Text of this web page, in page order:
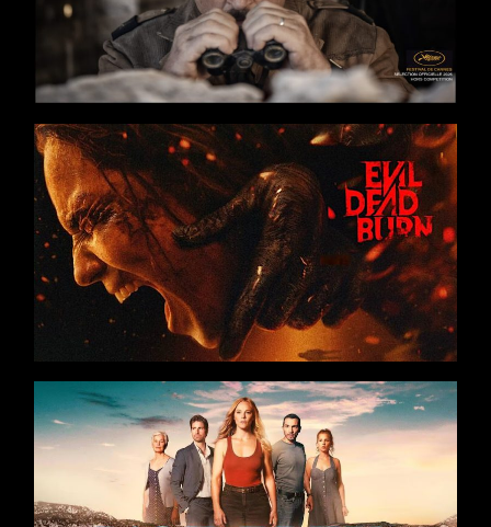
Action /Guerre/Histoire
Pathé Films
Réalisateur : Antonin Baudry
Films
Drame Thriller/Action
Réalisateur : Sébastien Vaniček
Séries
8 x 52
Saga familiale/ Drame/Thriller